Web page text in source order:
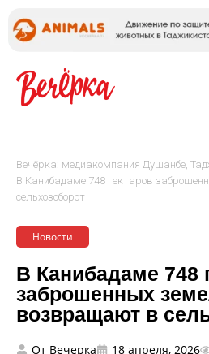
Вечёрка: медиакомпания Душанбе,
В Канибадаме 748 гектаров
сельхозоборот
Новости
В Канибадаме 748
заброшенных
возвращают в
От Вечерка 18 апреля, 2026